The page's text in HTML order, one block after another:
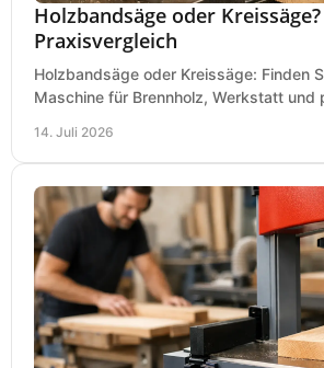
Holzbandsäge oder
Praxisvergleich
Holzbandsäge oder Kreissäge: Finden
Maschine für Brennholz, Werkstatt und
14. Juli 2026